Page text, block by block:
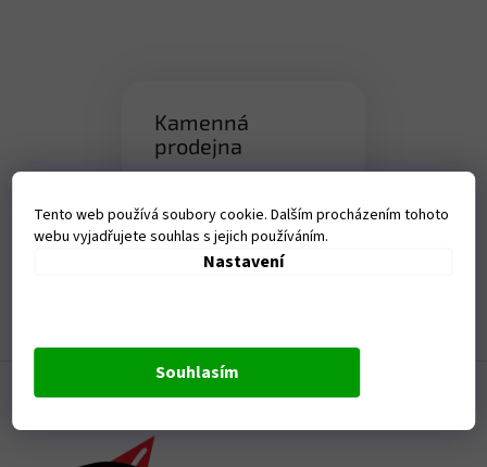
Tento web používá soubory cookie. Dalším procházením tohoto
webu vyjadřujete souhlas s jejich používáním.
Nastavení
Souhlasím
Kamenná
prodejna
Vratislavice nad Nisou
Otevírací doba:
Po - Pá - 9-17,00 hod